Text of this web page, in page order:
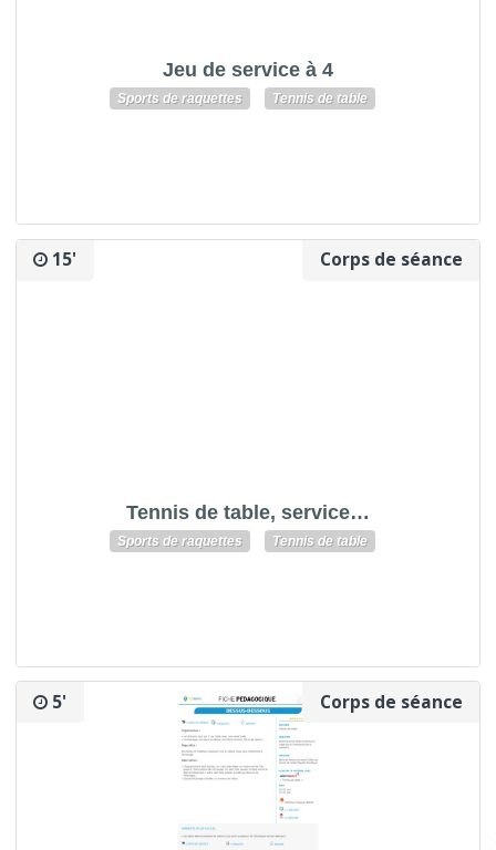
Jeu de service à 4
Sports de raquettes Tennis de table
Corps de séance
15'
Tennis de table, service…
Sports de raquettes Tennis de table
Corps de séance
5'